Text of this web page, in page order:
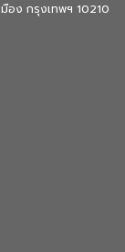
อง กรุงเทพฯ 10210